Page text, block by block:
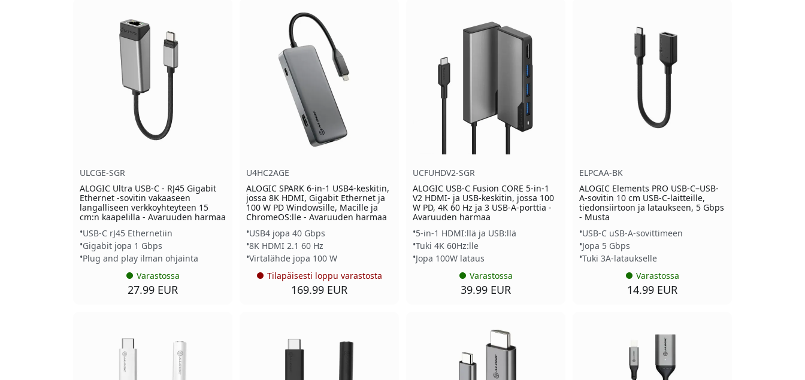
ULCGE-SGR
ALOGIC Ultra USB-C - RJ45 Gigabit
Ethernet -sovitin vakaaseen
langalliseen verkkoyhteyteen 15
cm:n kaapelilla - Avaruuden harmaa
USB-C rJ45 Ethernetiin
Gigabit jopa 1 Gbps
Plug and play ilman ohjainta
Varastossa
27.99 EUR
U4HC2AGE
ALOGIC SPARK 6-in-1 USB4-keskitin,
jossa 8K HDMI, Gigabit Ethernet ja
100 W PD Windowsille, Macille ja
ChromeOS:lle - Avaruuden harmaa
USB4 jopa 40 Gbps
8K HDMI 2.1 60 Hz
Virtalähde jopa 100 W
Tilapäisesti loppu varastosta
169.99 EUR
UCFUHDV2-SGR
ALOGIC USB-C Fusion CORE 5-in-1
V2 HDMI- ja USB-keskitin, jossa 100
W PD, 4K 60 Hz ja 3 USB-A-porttia -
Avaruuden harmaa
5-in-1 HDMI:llä ja USB:llä
Tuki 4K 60Hz:lle
Jopa 100W lataus
Varastossa
39.99 EUR
ELPCAA-BK
ALOGIC Elements PRO USB-C–USB-
A-sovitin 10 cm USB-C-laitteille,
tiedonsiirtoon ja lataukseen, 5 Gbps
- Musta
USB-C uSB-A-sovittimeen
Jopa 5 Gbps
Tuki 3A-lataukselle
Varastossa
14.99 EUR